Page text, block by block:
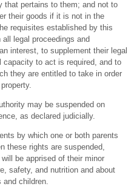
that pertains to them; and not to
their goods if it is not in the
requisites established by this
legal proceedings and
interest, to supplement their legal
to act is required, and to
they are entitled to take in order
may be suspended on
as declared judicially.
by which one or both parents
these rights are suspended,
be apprised of their minor
safety, and nutrition and about
children.